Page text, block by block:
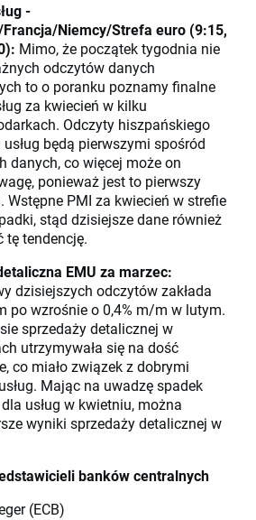
-
Francja/Niemcy/Strefa euro (9:15,
Mimo, że początek tygodnia nie
odczytów danych
to o poranku poznamy finalne
za kwiecień w kilku
Odczyty hiszpańskiego
będą pierwszymi spośród
danych, co więcej może on
ponieważ jest to pierwszy
Wstępne PMI za kwiecień w strefie
stąd dzisiejsze dane również
tę tendencję.
EMU za marzec:
dzisiejszych odczytów zakłada
po wzrośnie o 0,4% m/m w lutym.
sprzedaży detalicznej w
utrzymywała się na dość
co miało związek z dobrymi
Mając na uwadzę spadek
usług w kwietniu, można
wyniki sprzedaży detalicznej w
banków centralnych
(ECB)